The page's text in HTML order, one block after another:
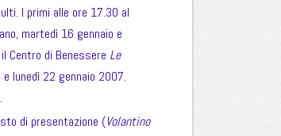
I primi alle ore 17.30 al
martedì 16 gennaio e
Centro di Benessere Le
lunedì 22 gennaio 2007.
di presentazione (Volantino